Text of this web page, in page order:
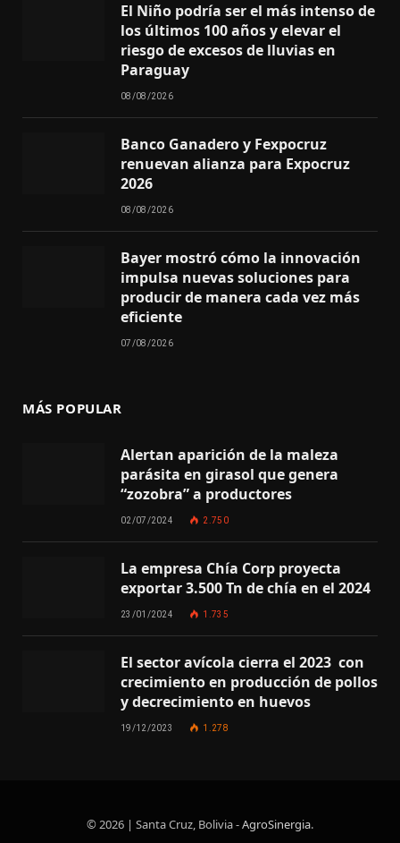
El Niño podría ser el más intenso de
los últimos 100 años y elevar el
riesgo de excesos de lluvias en
Paraguay
08/08/2026
Banco Ganadero y Fexpocruz
renuevan alianza para Expocruz
2026
08/08/2026
Bayer mostró cómo la innovación
impulsa nuevas soluciones para
producir de manera cada vez más
eficiente
07/08/2026
MÁS POPULAR
Alertan aparición de la maleza
parásita en girasol que genera
“zozobra” a productores
02/07/2024 2.750
La empresa Chía Corp proyecta
exportar 3.500 Tn de chía en el 2024
23/01/2024 1.735
El sector avícola cierra el 2023 con
crecimiento en producción de pollos
y decrecimiento en huevos
19/12/2023 1.278
© 2026 | Santa Cruz, Bolivia -AgroSinergia.